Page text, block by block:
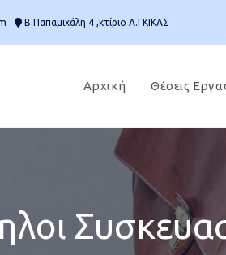
Β.Παπαμιχάλη 4 ,κτίριο Α.ΓΚΙΚΑΣ
Αρχική Θέσεις